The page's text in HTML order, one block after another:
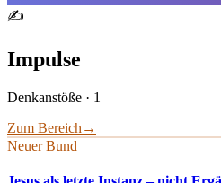
✍️
Impulse
Denkanstöße · 1
Zum Bereich →
Neuer Bund